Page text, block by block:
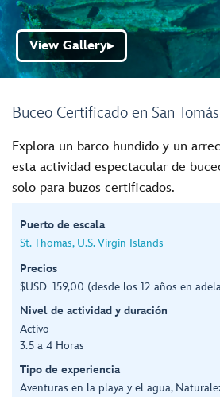
Buceo Certificado en San
View Gallery▶
Explora un barco hundido y un
esta actividad espectacular de
solo para buzos certificados.
Puerto de escala
St. Thomas, U.S. Virgin Islands
Precios
$USD 159,00 (desde los 12 años en
Nivel de actividad y duración
Activo
3.5 a 4 Horas
Tipo de experiencia
Aventuras en la playa y el agua,